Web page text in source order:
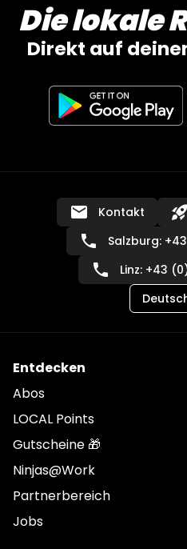
Die lokale
Direkt auf
email Kontakt rocket_launch
phone Salzburg:
phone
Linz: +43
Entdecken
Abos
LOCAL Points
Gutscheine 🎁
Ninjas@Work
Partnerbereich
Jobs